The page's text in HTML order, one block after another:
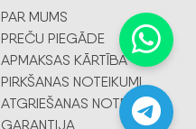
PAR MUMS
PREČU PIEGĀDE
APMAKSAS KĀRTĪBA
PIRKŠANAS NOTEIKUMI
ATGRIEŠANAS NOTEIKUMI
GARANTIJA